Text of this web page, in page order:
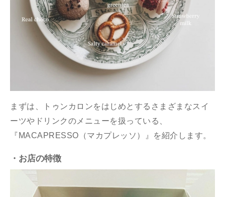
まずは、トゥンカロンをはじめとするさまざまなスイ
ーツやドリンクのメニューを扱っている、
『MACAPRESSO（マカプレッソ）』を紹介します。
・お店の特徴